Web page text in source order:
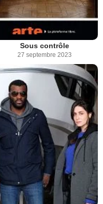
Sous contrôle
27 septembre 2023